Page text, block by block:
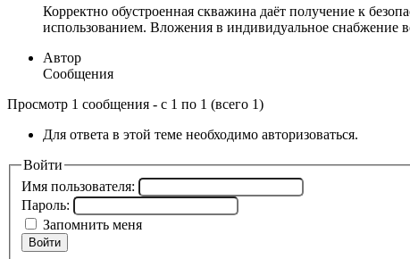
Корректно обустроенная скважина даёт получение к
использованием. Вложения в индивидуальное
Автор
Сообщения
Просмотр 1 сообщения - с 1 по 1 (всего 1)
Для ответа в этой теме необходимо авторизоваться.
Войти
Имя пользователя:
Пароль:
Запомнить меня
Войти